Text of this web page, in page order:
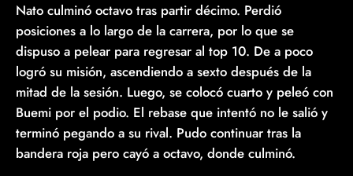
Nato culminó octavo tras partir décimo. Perdió
posiciones a lo largo de la carrera, por lo que se
dispuso a pelear para regresar al top 10. De a poco
logró su misión, ascendiendo a sexto después de la
mitad de la sesión. Luego, se colocó cuarto y peleó con
Buemi por el podio. El rebase que intentó no le salió y
terminó pegando a su rival. Pudo continuar tras la
bandera roja pero cayó a octavo, donde culminó.